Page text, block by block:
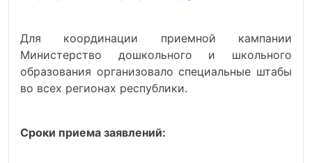
Для координации приемной кампании
Министерство дошкольного и школьного
образования организовало специальные штабы
во всех регионах республики.
Сроки приема заявлений: